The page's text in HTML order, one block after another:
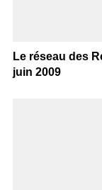
Le réseau des
juin 2009